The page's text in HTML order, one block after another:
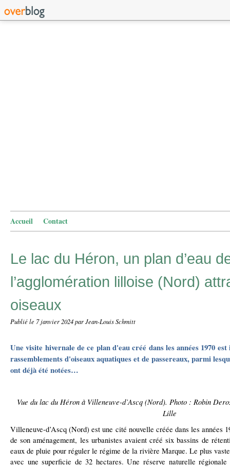
Accueil Contact
Le lac du Héron, un plan d’eau
l’agglomération lilloise (Nord)
oiseaux
Publié le 7 janvier 2024par Jean-Louis Schmitt
Une visite hivernale de ce plan d'eau créé dans les années 1970
rassemblements d'oiseaux aquatiques et de passereaux, parmi
ont déjà été notées…
Vue du lac du Héron à Villeneuve-d’Ascq (Nord). Photo : Robin
Lille
Villeneuve-d’Ascq (Nord) est une cité nouvelle créée dans les années
de son aménagement, les urbanistes avaient créé six bassins de
eaux de pluie pour réguler le régime de la rivière Marque. Le plus
avec une superficie de 32 hectares. Une réserve naturelle